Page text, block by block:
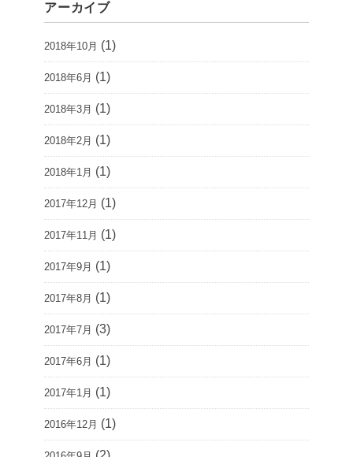
アーカイブ
2018年10月 (1)
2018年6月 (1)
2018年3月 (1)
2018年2月 (1)
2018年1月 (1)
2017年12月 (1)
2017年11月 (1)
2017年9月 (1)
2017年8月 (1)
2017年7月 (3)
2017年6月 (1)
2017年1月 (1)
2016年12月 (1)